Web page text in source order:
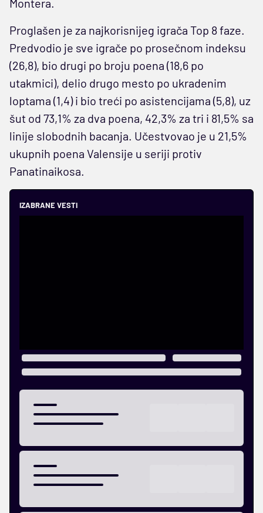
Montera.
Proglašen je za najkorisnijeg igrača Top 8 faze.
Predvodio je sve igrače po prosečnom indeksu
(26,8), bio drugi po broju poena (18,6 po
utakmici), delio drugo mesto po ukradenim
loptama (1,4) i bio treći po asistencijama (5,8), uz
šut od 73,1% za dva poena, 42,3% za tri i 81,5% sa
linije slobodnih bacanja. Učestvovao je u 21,5%
ukupnih poena Valensije u seriji protiv
Panatinaikosa.
IZABRANE VESTI